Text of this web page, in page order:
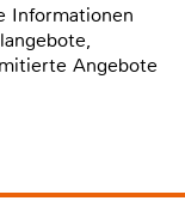
Informationen
Angebote